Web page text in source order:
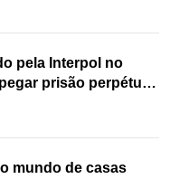
pela Interpol no
prisão perpétua
mundo de casas